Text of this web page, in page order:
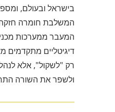
בישראל ובעולם,
המשלבת חומרה
המעבר ממערכות
דיגיטליים מתקדמים
רק "לשקול", אלא
ולשפר את השורה